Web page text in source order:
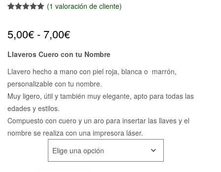
5 en base
avaloración
cliente
(1 valoración de cliente)
5,00€ - 7,00€Rango
de
precios:
desde
hasta
7,00€
Llaveros Cuero con tu Nombre
Llavero hecho a mano con piel roja, blanca o marrón,
personalizable con tu nombre.
Muy ligero, útil y también muy elegante, apto para todas las
edades y estilos.
Compuesto con cuero y un aro para insertar las llaves y el
nombre se realiza con una impresora láser.